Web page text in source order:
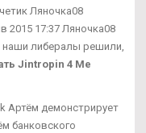
Ляночка08
2015 17:37 Ляночка08
наши либералы решили,
Jintropin 4 Ме
Артём демонстрирует
банковского